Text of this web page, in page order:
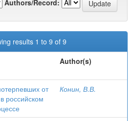
Authors/Record:
results 1 to 9 of 9
Author(s)
от
российском
Конин, В.В.